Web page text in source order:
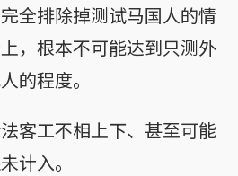
全排除掉测试马国人的情
，根本不可能达到只测外
的程度。
客工不相上下、甚至可能
计入。